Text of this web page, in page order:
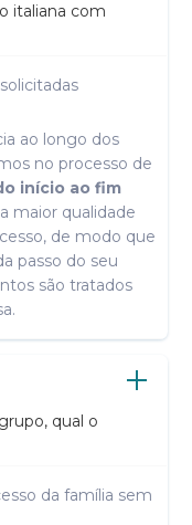
italiana com
ao longo dos
no processo de
início ao fim
maior qualidade
de modo que
passo do seu
são tratados
qual o
da família sem